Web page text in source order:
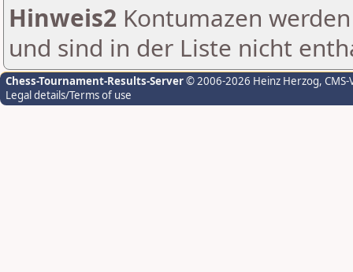
Hinweis2 Kontumazen
und sind in der Liste nicht
Chess-Tournament-Results-Server© 2006-2026 Heinz Herzog,
Legal details/Terms of use